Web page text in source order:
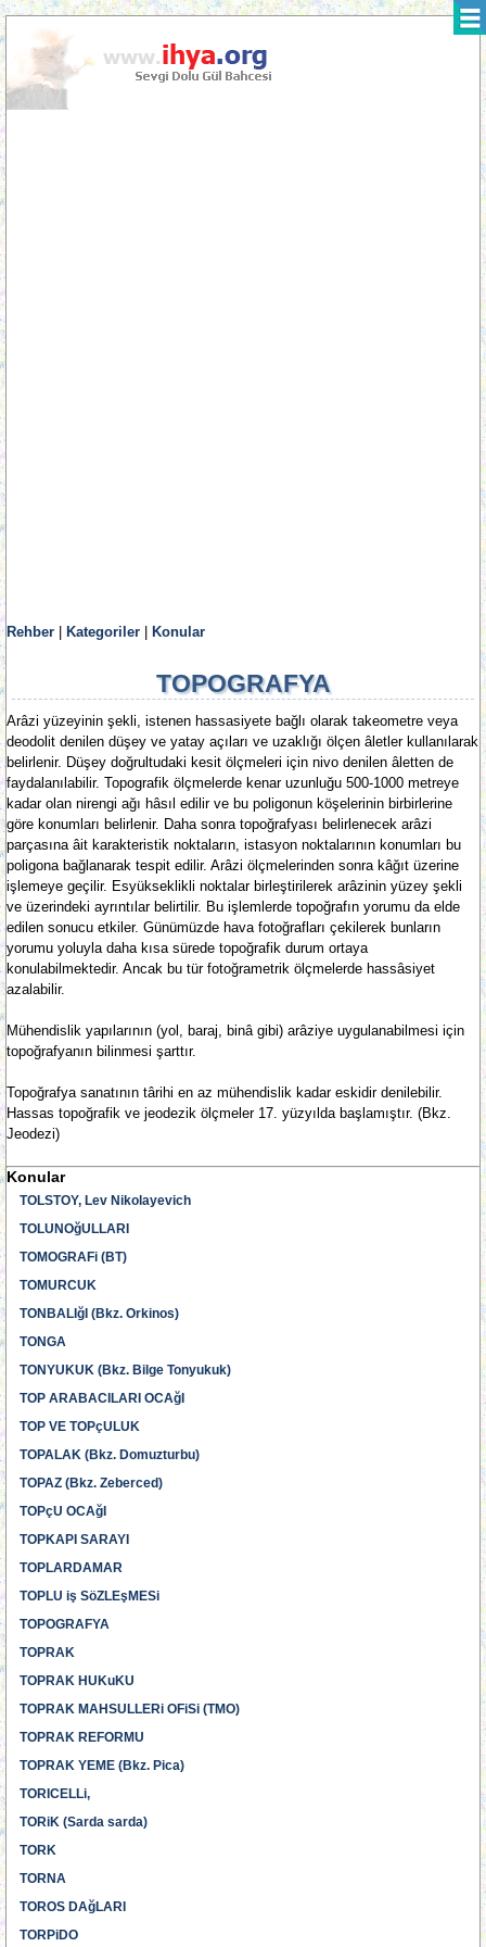
Rehber Kategoriler Konular
TOPOGRAFYA
Arâzi yüzeyinin şekli, istenen hassasiyete bağlı olarak takeometre veya
deodolit denilen düşey ve yatay açıları ve uzaklığı ölçen âletler kullanılarak
belirlenir. Düşey doğrultudaki kesit ölçmeleri için nivo denilen âletten de
faydalanılabilir. Topografik ölçmelerde kenar uzunluğu 500-1000 metreye
kadar olan nirengi ağı hâsıl edilir ve bu poligonun köşelerinin birbirlerine
göre konumları belirlenir. Daha sonra topoğrafyası belirlenecek arâzi
parçasına âit karakteristik noktaların, istasyon noktalarının konumları bu
poligona bağlanarak tespit edilir. Arâzi ölçmelerinden sonra kâğıt üzerine
işlemeye geçilir. Esyükseklikli noktalar birleştirilerek arâzinin yüzey şekli
ve üzerindeki ayrıntılar belirtilir. Bu işlemlerde topoğrafın yorumu da elde
edilen sonucu etkiler. Günümüzde hava fotoğrafları çekilerek bunların
yorumu yoluyla daha kısa sürede topoğrafik durum ortaya
konulabilmektedir. Ancak bu tür fotoğrametrik ölçmelerde hassâsiyet
azalabilir.
Mühendislik yapılarının (yol, baraj, binâ gibi) arâziye uygulanabilmesi için
topoğrafyanın bilinmesi şarttır.
Topoğrafya sanatının târihi en az mühendislik kadar eskidir denilebilir.
Hassas topoğrafik ve jeodezik ölçmeler 17. yüzyılda başlamıştır. (Bkz.
Jeodezi)
Konular
TOLSTOY, Lev Nikolayevich
TOLUNOğULLARI
TOMOGRAFi (BT)
TOMURCUK
TONBALIğI (Bkz. Orkinos)
TONGA
TONYUKUK (Bkz. Bilge Tonyukuk)
TOP ARABACILARI OCAğI
TOP VE TOPçULUK
TOPALAK (Bkz. Domuzturbu)
TOPAZ (Bkz. Zeberced)
TOPçU OCAğI
TOPKAPI SARAYI
TOPLARDAMAR
TOPLU iş SöZLEşMESi
TOPOGRAFYA
TOPRAK
TOPRAK HUKuKU
TOPRAK MAHSULLERi OFiSi (TMO)
TOPRAK REFORMU
TOPRAK YEME (Bkz. Pica)
TORICELLi,
TORiK (Sarda sarda)
TORK
TORNA
TOROS DAğLARI
TORPiDO